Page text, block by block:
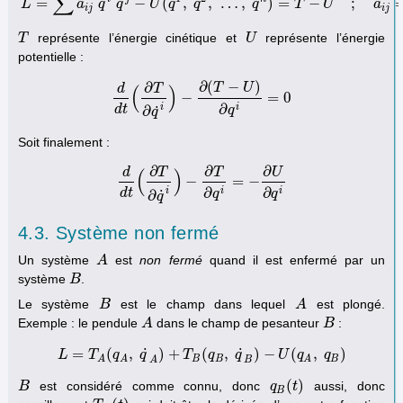
L = aij q q − U (q , q , … , q ) = T − U ; aij
T
T représente l’énergie cinétique et U
U
représente l’énergie
potentielle :
d
dt ( ∂T
∂q
˙i ) −
∂(T − U)
∂qi = 0
d dt(∂T ∂ q˙i) −∂(T−U)∂qi= 0
Soit finalement :
d
dt ( ∂T
∂q
˙i ) −
∂T
∂qi = −
∂U
∂qi
d d (∂T∂ q˙ )− ∂T∂qi =−∂ U∂qi
4.3. Système non fermé
Un système A
A estnon ferméquand il est enfermé par un
système B
B
Le système B
B est le champ dans lequel A
A
est plongé.
Exemple : le pendule A
A dans le champ de pesanteur B
B :
L = TA(qA, q
˙ A ) + TB (qB , q
˙B ) − U (qA , qB )
L=TA(q A, q˙A )+TB(qB, q ˙B )− U (q A, qB)
B
B est considéré comme connu, donc qB (t)
qB(t)
aussi, donc